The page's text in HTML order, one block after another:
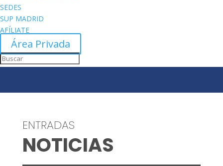
SEDES
SUP MADRID
AFÍLIATE
Área Privada
ENTRADAS
NOTICIAS